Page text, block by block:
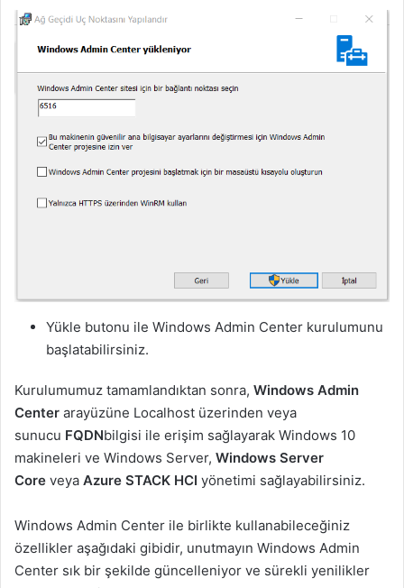
Yükle butonu ile Windows Admin Center kurulumunu
başlatabilirsiniz.
Kurulumumuz tamamlandıktan sonra, Windows Admin
Center arayüzüne Localhost üzerinden veya
sunucu FQDNbilgisi ile erişim sağlayarak Windows 10
makineleri ve Windows Server, Windows Server
Core veya Azure STACK HCI yönetimi sağlayabilirsiniz.
Windows Admin Center ile birlikte kullanabileceğiniz
özellikler aşağıdaki gibidir, unutmayın Windows Admin
Center sık bir şekilde güncelleniyor ve sürekli yenilikler